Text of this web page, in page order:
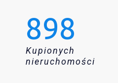
898
Kupionych
nieruchomości